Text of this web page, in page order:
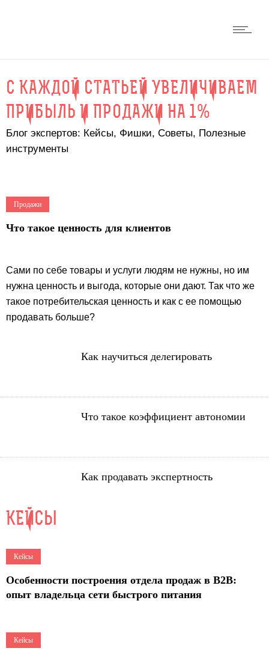
С КАЖДОЙ СТАТЬЕЙ УВЕЛИЧИВАЕМ
ПРИБЫЛЬ И ПРОДАЖИ НА 1%
Блог экспертов: Кейсы, Фишки, Советы, Полезные
инструменты
Продажи
Что такое ценность для клиентов
Сами по себе товары и услуги людям не нужны, но им
нужна ценность и выгода, которые они дают. Так что же
такое потребительская ценность и как с ее помощью
продавать больше?
Как научиться делегировать
Что такое коэффициент автономии
Как продавать экспертность
КЕЙСЫ
9
Кейсы
Особенности построения отдела продаж в B2B:
опыт владельца сети быстрого питания
7
Кейсы